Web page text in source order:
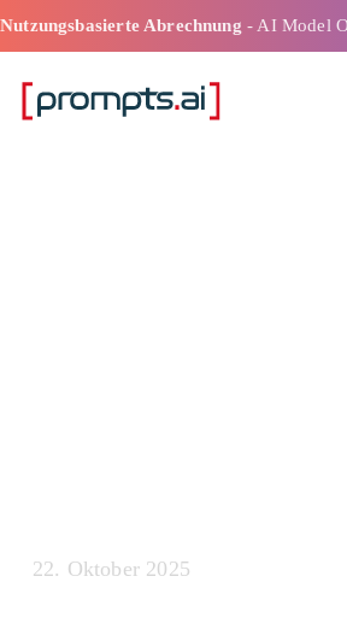
Nutzungsbasierte Abrechnung - AI Model
22. Oktober 2025